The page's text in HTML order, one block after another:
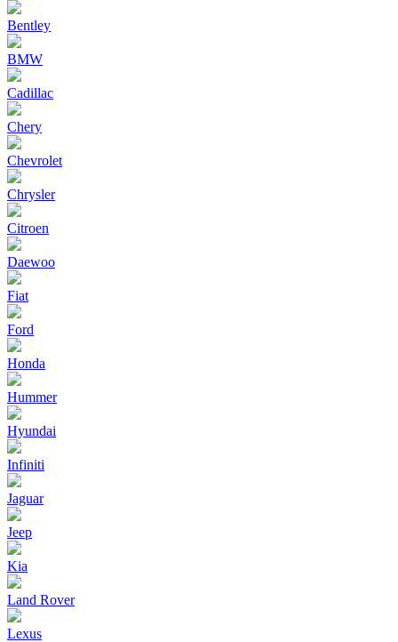
Bentley
BMW
Cadillac
Chery
Chevrolet
Chrysler
Citroen
Daewoo
Fiat
Ford
Honda
Hummer
Hyundai
Infiniti
Jaguar
Jeep
Kia
Land Rover
Lexus